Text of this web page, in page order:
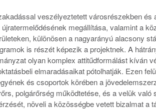
veszélyeztetett városrészekben és
megállítása, valamint a
különösen a nagyarányú alacsony
is részét képezik a projektnek. A
olyan komplex attitűdformálást kíván
elmaradásaikat pótolhatják. Ezen
és csoportok körében a
polgárőrség működtetése, és a velük
növeli a közösségbe vetett bizalmat a